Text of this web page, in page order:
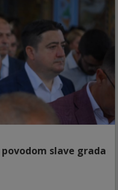
slave grada